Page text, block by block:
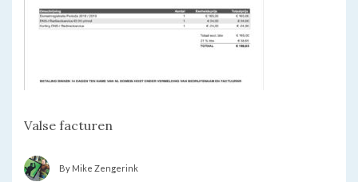
Valse facturen
By Mike Zengerink